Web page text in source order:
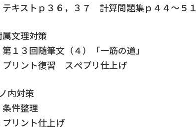
テキストｐ３６，３７ 計算問題集ｐ４４～５１
文理対策
１３回随筆文（４）「一筋の道」
プリント復習 スぺプリ仕上げ
内対策
件整理
リント仕上げ